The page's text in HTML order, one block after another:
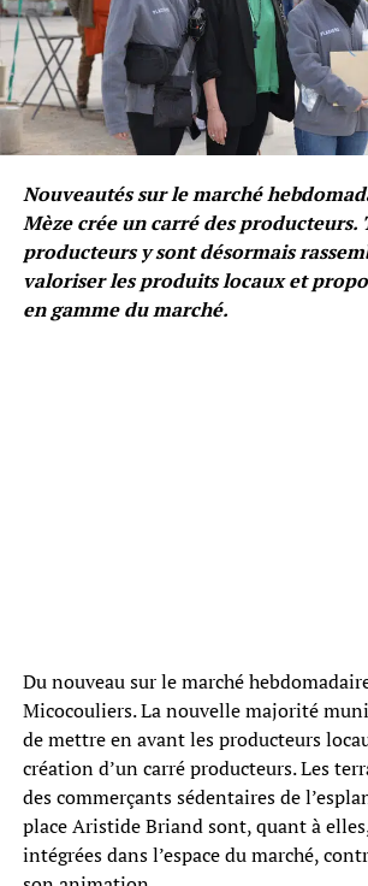
Nouveautés sur le marché
Mèze crée un carré des producteurs.
producteurs y sont désormais
valoriser les produits locaux et
en gamme du marché.
Du nouveau sur le marché
Micocouliers. La nouvelle majorité
de mettre en avant les producteurs
création d’un carré producteurs. Les
des commerçants sédentaires de
place Aristide Briand sont, quant à
intégrées dans l’espace du marché,